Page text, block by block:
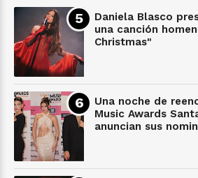
Daniela Blasco
una canción
Christmas"
Una noche de
Music Awards
anuncian sus